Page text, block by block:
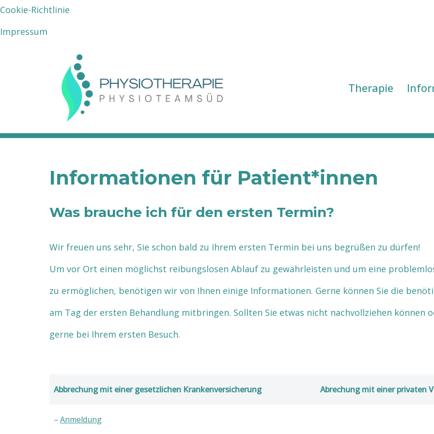
Cookie-Richtlinie
Impressum
Therapie
Informationen für Patient*innen
Was brauche ich für den ersten Termin?
Wir freuen uns sehr, Sie schon bald zu Ihrem ersten Termin bei uns begrüßen zu dürfen!
Um vor Ort einen möglichst reibungslosen Ablauf zu gewährleisten und um eine
zu ermöglichen, benötigen wir von Ihnen einige Informationen. Gerne können Sie die
am Tag der ersten Behandlung mitbringen. Sollten Sie etwas nicht nachvollziehen können
gerne bei Ihrem ersten Besuch.
Abbrechung mit einer gesetzlichen Krankenversicherung Abrechung mit einer privaten
–Anmeldung